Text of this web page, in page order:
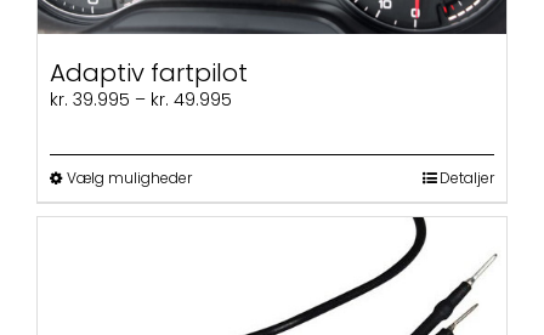
Adaptiv fartpilot
kr. 39.995 – kr. 49.995
Vælg mulighederDette
vare
Detaljer